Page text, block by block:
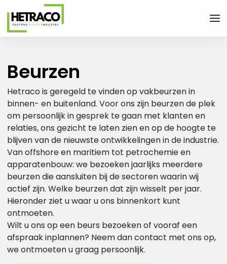
- Home pagina
Beurzen
Hetraco is geregeld te vinden op vakbeurzen in
binnen- en buitenland. Voor ons zijn beurzen de plek
om persoonlijk in gesprek te gaan met klanten en
relaties, ons gezicht te laten zien en op de hoogte te
blijven van de nieuwste ontwikkelingen in de industrie.
Van offshore en maritiem tot petrochemie en
apparatenbouw: we bezoeken jaarlijks meerdere
beurzen die aansluiten bij de sectoren waarin wij
actief zijn. Welke beurzen dat zijn wisselt per jaar.
Hieronder ziet u waar u ons binnenkort kunt
ontmoeten.
Wilt u ons op een beurs bezoeken of vooraf een
afspraak inplannen? Neem dan contact met ons op,
we ontmoeten u graag persoonlijk.